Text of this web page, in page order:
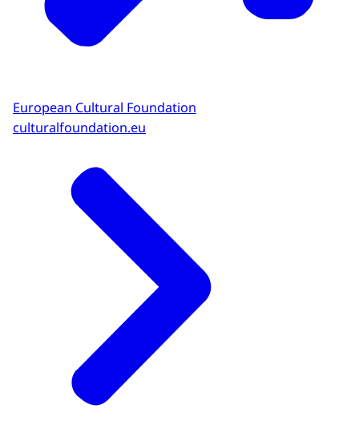
European Cultural Foundation
culturalfoundation.eu